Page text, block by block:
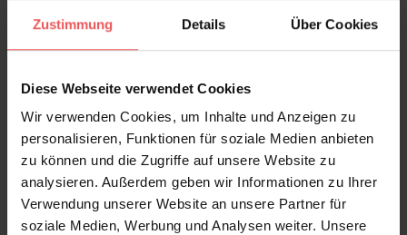
Zustimmung Details Über Cookies
Diese Webseite verwendet Cookies
Wir verwenden Cookies, um Inhalte und Anzeigen zu
personalisieren, Funktionen für soziale Medien anbieten
zu können und die Zugriffe auf unsere Website zu
analysieren. Außerdem geben wir Informationen zu Ihrer
Verwendung unserer Website an unsere Partner für
soziale Medien, Werbung und Analysen weiter. Unsere